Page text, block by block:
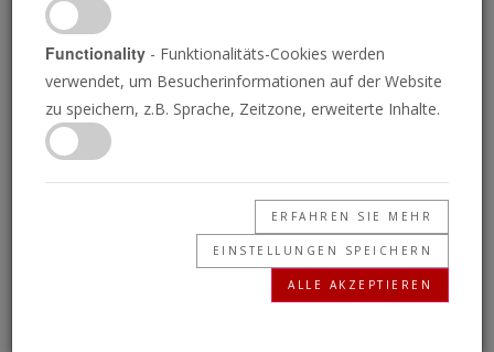
Gott hat neue Offenbarung über den Thron
von König David gegeben! Verstehen Sie, wie
sich der Auftrag des Propheten Jeremia um den
Thron Davids dreht – und enthüllen Sie einen
neuen Thron, den Gottes treues Volk bei Seiner
Wiederkunft direkt auf Jesus Christus
Functionality - Funktionalitäts-Cookies werden
verwendet, um Besucherinformationen auf der Website
zu speichern, z.B. Sprache, Zeitzone, erweiterte Inhalte.
ERFAHREN SIE MEHR
EINSTELLUNGEN SPEICHERN
ALLE AKZEPTIEREN